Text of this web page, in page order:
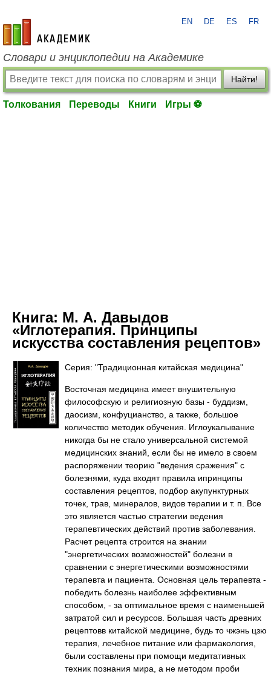
academic.ru
EN DE ES FR
Словари и энциклопедии на Академике
Найти!
Толкования Переводы Книги Игры ⚽
Книга: М. А. Давыдов
«Иглотерапия. Принципы
искусства составления рецептов»
Серия: "Традиционная китайская медицина"
Восточная медицина имеет внушительную
философскую и религиозную базы - буддизм,
даосизм, конфуцианство, а также, большое
количество методик обучения. Иглоукалывание
никогда бы не стало универсальной системой
медицинских знаний, если бы не имело в своем
распоряжении теорию "ведения сражения" с
болезнями, куда входят правила ипринципы
составления рецептов, подбор акупунктурных
точек, трав, минералов, видов терапии и т. п. Все
это является частью стратегии ведения
терапевтических действий против заболевания.
Расчет рецепта строится на знании
"энергетических возможностей" болезни в
сравнении с энергетическими возможностями
терапевта и пациента. Основная цель терапевта -
победить болезнь наиболее эффективным
способом, - за оптимальное время с наименьшей
затратой сил и ресурсов. Большая часть древних
рецептовв китайской медицине, будь то чжэнь цзю
терапия, лечебное питание или фармакология,
были составлены при помощи медитативных
техник познания мира, а не методом проби